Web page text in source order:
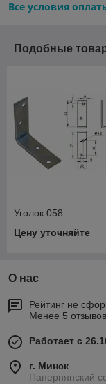
Все условия
Подобные
Уголок 058
Цену уточняйте
О нас
Рейтинг не
Менее 5
Работает с
г. Минск
Папернянский